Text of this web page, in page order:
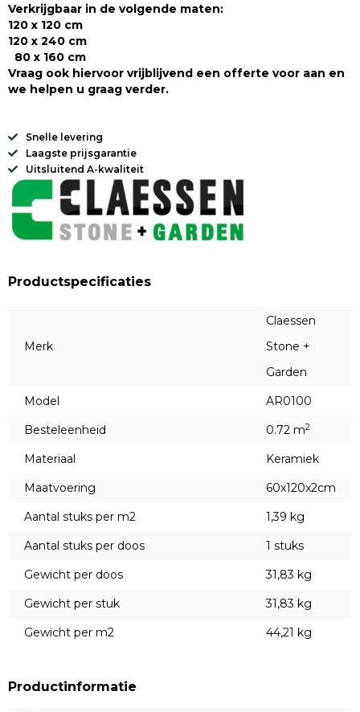
Verkrijgbaar in de volgende maten:
120 x 120 cm
120 x 240 cm
80 x 160 cm
Vraag ook hiervoor vrijblijvend een offerte voor aan en
we helpen u graag verder.
Snelle levering
Laagste prijsgarantie
Uitsluitend A-kwaliteit
Productspecificaties
Merk
Claessen
Stone +
Garden
Model
AR0100
Besteleenheid
0.72 m2
Materiaal
Keramiek
Maatvoering
60x120x2cm
Aantal stuks per m2
1,39 kg
Aantal stuks per doos
1 stuks
Gewicht per doos
31,83 kg
Gewicht per stuk
31,83 kg
Gewicht per m2
44,21 kg
Productinformatie